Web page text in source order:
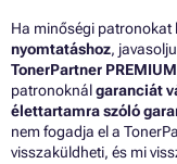
Ha minőségi patronokat
nyomtatáshoz,
TonerPartner PREMIUM
patronoknálgaranciát
élettartamra szóló
nem fogadja el a
visszaküldheti, és mi